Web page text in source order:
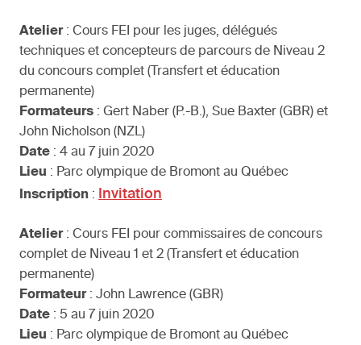
Atelier: Cours FEI pour les juges, délégués
techniques et concepteurs de parcours de Niveau 2
du concours complet (Transfert et éducation
permanente)
Formateurs : Gert Naber (P.-B.), Sue Baxter (GBR) et
John Nicholson (NZL)
Date : 4 au 7 juin 2020
Lieu : Parc olympique de Bromont au Québec
Inscription : Invitation
Atelier: Cours FEI pour commissaires de concours
complet de Niveau 1 et 2 (Transfert et éducation
permanente)
Formateur: John Lawrence (GBR)
Date : 5 au 7 juin 2020
Lieu : Parc olympique de Bromont au Québec